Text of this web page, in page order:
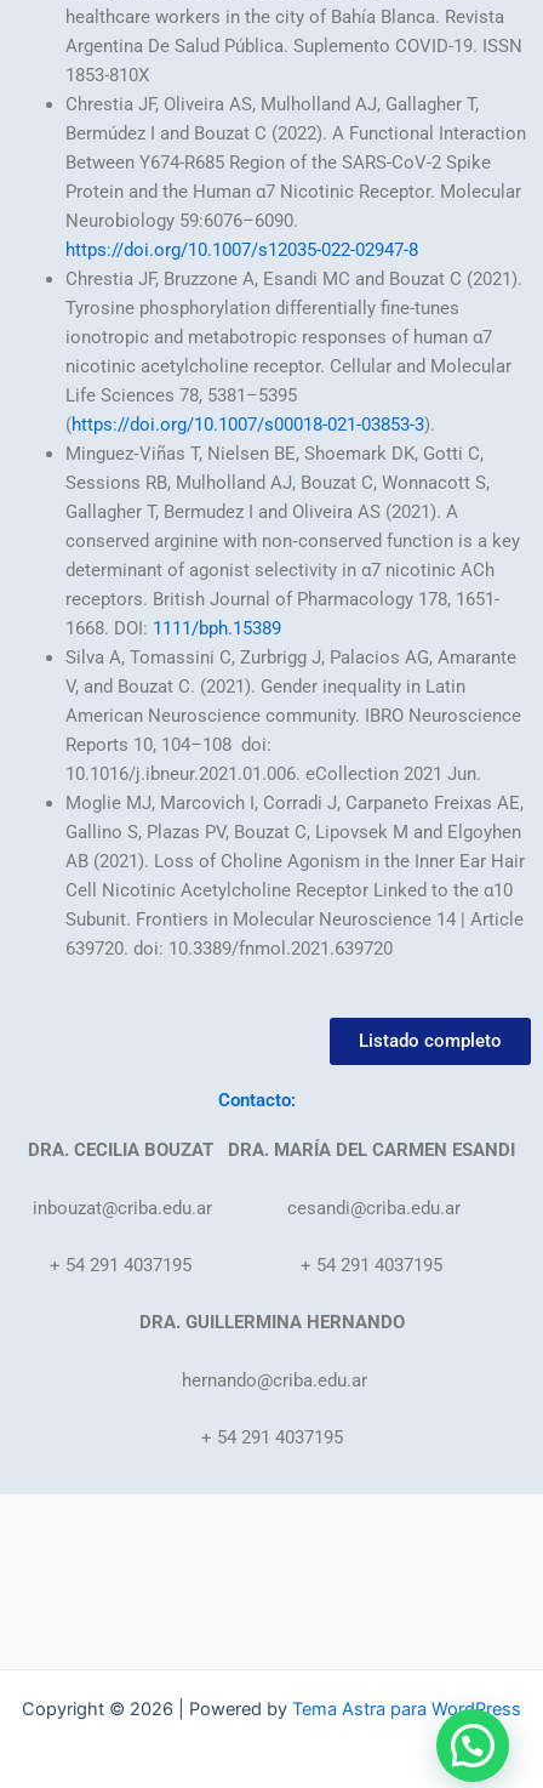
healthcare workers in the city of Bahía Blanca. Revista
Argentina De Salud Pública. Suplemento COVID-19. ISSN
1853-810X
Chrestia JF, Oliveira AS, Mulholland AJ, Gallagher T,
Bermúdez I and Bouzat C (2022). A Functional Interaction
Between Y674-R685 Region of the SARS-CoV-2 Spike
Protein and the Human α7 Nicotinic Receptor. Molecular
Neurobiology 59:6076–6090.
https://doi.org/10.1007/s12035-022-02947-8
Chrestia JF, Bruzzone A, Esandi MC and Bouzat C (2021).
Tyrosine phosphorylation differentially fine-tunes
ionotropic and metabotropic responses of human α7
nicotinic acetylcholine receptor. Cellular and Molecular
Life Sciences 78, 5381–5395
(https://doi.org/10.1007/s00018-021-03853-3).
Minguez‐Viñas T, Nielsen BE, Shoemark DK, Gotti C,
Sessions RB, Mulholland AJ, Bouzat C, Wonnacott S,
Gallagher T, Bermudez I and Oliveira AS (2021). A
conserved arginine with non‐conserved function is a key
determinant of agonist selectivity in α7 nicotinic ACh
receptors. British Journal of Pharmacology 178, 1651-
1668. DOI: 1111/bph.15389
Silva A, Tomassini C, Zurbrigg J, Palacios AG, Amarante
V, and Bouzat C. (2021). Gender inequality in Latin
American Neuroscience community. IBRO Neuroscience
Reports 10, 104–108 doi:
10.1016/j.ibneur.2021.01.006. eCollection 2021 Jun.
Moglie MJ, Marcovich I, Corradi J, Carpaneto Freixas AE,
Gallino S, Plazas PV, Bouzat C, Lipovsek M and Elgoyhen
AB (2021). Loss of Choline Agonism in the Inner Ear Hair
Cell Nicotinic Acetylcholine Receptor Linked to the α10
Subunit. Frontiers in Molecular Neuroscience 14 | Article
639720. doi: 10.3389/fnmol.2021.639720
Listado completo
Contacto:
DRA. CECILIA BOUZAT
inbouzat@criba.edu.ar
+ 54 291 4037195
DRA. MARÍA DEL CARMEN ESANDI
cesandi@criba.edu.ar
+ 54 291 4037195
DRA. GUILLERMINA HERNANDO
hernando@criba.edu.ar
+ 54 291 4037195
Copyright © 2026 | Powered by Tema Astra para WordPress